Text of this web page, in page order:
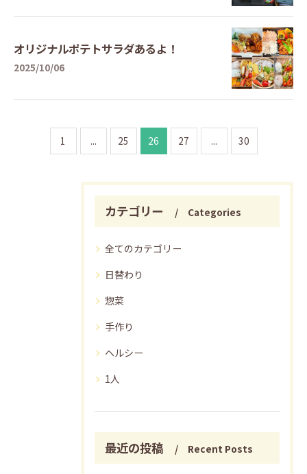
オリジナルポテトサラダあるよ！
2025/10/06
1 ... 25 26 27 ... 30
カテゴリー Categories
全てのカテゴリー
日替わり
惣菜
手作り
ヘルシー
1人
最近の投稿 Recent Posts
LINE登録はこちら
LINE登録はこちら